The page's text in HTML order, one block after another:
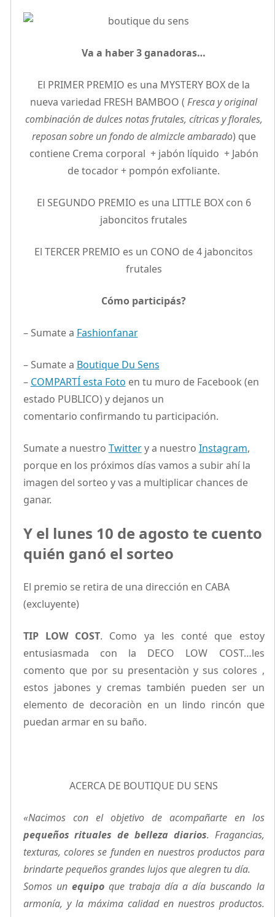
Va a haber 3 ganadoras…
El PRIMER PREMIO es una MYSTERY BOX de la
nueva variedad FRESH BAMBOO ( Fresca y original
combinación de dulces notas frutales, cítricas y florales,
reposan sobre un fondo de almizcle ambarado) que
contiene Crema corporal + jabón líquido + Jabón
de tocador + pompón exfoliante.
El SEGUNDO PREMIO es una LITTLE BOX con 6
jaboncitos frutales
El TERCER PREMIO es un CONO de 4 jaboncitos
frutales
Cómo participás?
– Sumate a Fashionfanar
– Sumate a Boutique Du Sens
– COMPARTÍ esta Foto en tu muro de Facebook (en
estado PUBLICO) y dejanos un
comentario confirmando tu participación.
Sumate a nuestro Twittery a nuestro Instagram,
porque en los próximos días vamos a subir ahí la
imagen del sorteo y vas a multiplicar chances de
ganar.
Y el lunes 10 de agosto te cuento
quién ganó el sorteo
El premio se retira de una dirección en CABA
(excluyente)
TIP LOW COST. Como ya les conté que estoy
entusiasmada con la DECO LOW COST…les
comento que por su presentaciòn y sus colores ,
estos jabones y cremas también pueden ser un
elemento de decoraciòn en un lindo rincón que
puedan armar en su baño.
ACERCA DE BOUTIQUE DU SENS
«Nacimos con el objetivo de acompañarte en los
pequeños rituales de belleza diarios. Fragancias,
texturas, colores se funden en nuestros productos para
brindarte pequeños grandes lujos que alegren tu día.
Somos unequipoque trabaja día a día buscando la
armonía, y la máxima calidad en nuestros productos.